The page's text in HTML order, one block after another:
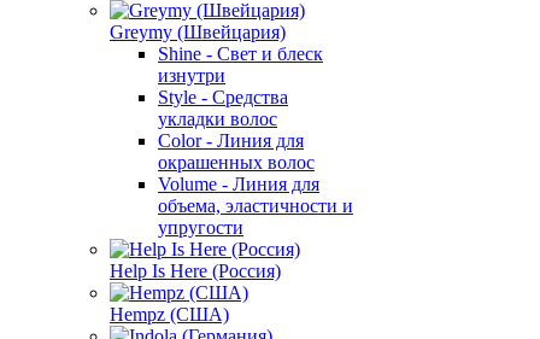
Greymy (Швейцария)
Shine - Свет и блеск
изнутри
Style - Средства
укладки волос
Color - Линия для
окрашенных волос
Volume - Линия для
объема, эластичности и
упругости
Help Is Here (Россия)
Hempz (США)